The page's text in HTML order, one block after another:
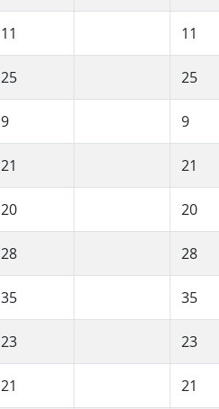
11 11
25 25
9 9
21 21
20 20
28 28
35 35
23 23
21 21